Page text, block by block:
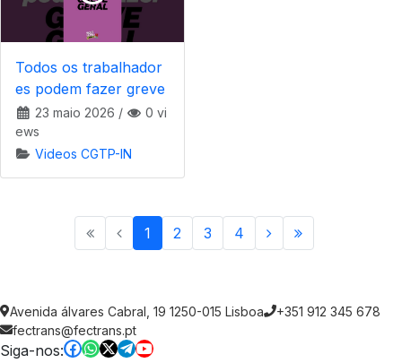
Todos os trabalhador
es podem fazer greve
23 maio 2026 /
0 vi
ews
Videos CGTP-IN
1 2 3 4
Avenida álvares Cabral, 19 1250-015 Lisboa
+351 912 345 678
fectrans@fectrans.pt
Siga-nos: